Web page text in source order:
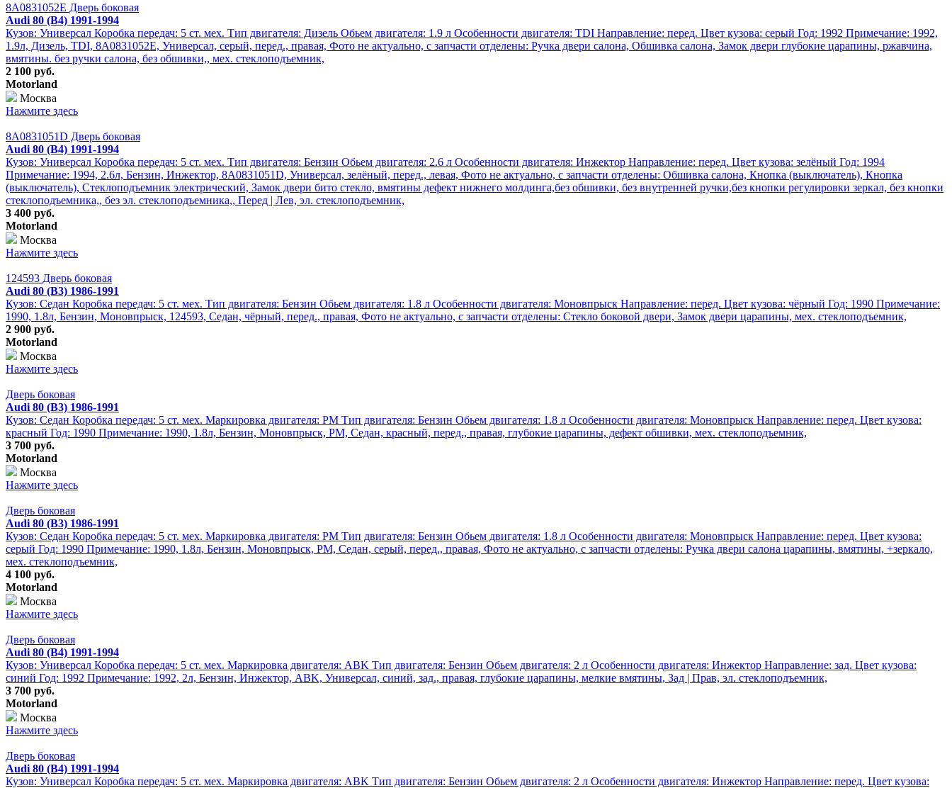
8A0831052E Дверь боковая
Audi 80 (B4) 1991-1994
Кузов: Универсал Коробка передач: 5 ст. мех. Тип двигателя: Дизель Обьем двигателя: 1.9 л Особенности двигателя: TDI Направление: перед. Цвет кузова: серый Год: 1992 Примечание: 1992,
1.9л, Дизель, TDI, 8A0831052E, Универсал, серый, перед., правая, Фото не актуально, с запчасти отделены: Ручка двери салона, Обшивка салона, Замок двери глубокие царапины, ржавчина,
вмятины. без ручки салона, без обшивки,, мех. стеклоподъемник,
2 100 руб.
Motorland
Москва
Нажмите здесь
8A0831051D Дверь боковая
Audi 80 (B4) 1991-1994
Кузов: Универсал Коробка передач: 5 ст. мех. Тип двигателя: Бензин Обьем двигателя: 2.6 л Особенности двигателя: Инжектор Направление: перед. Цвет кузова: зелёный Год: 1994
Примечание: 1994, 2.6л, Бензин, Инжектор, 8A0831051D, Универсал, зелёный, перед., левая, Фото не актуально, с запчасти отделены: Обшивка салона, Кнопка (выключатель), Кнопка
(выключатель), Стеклоподъемник электрический, Замок двери бито стекло, вмятины дефект нижнего молдинга,без обшивки, без внутренней ручки,без кнопки регулировки зеркал, без кнопки
стеклоподъемника,, без эл. стеклоподъемника,, Перед | Лев, эл. стеклоподъемник,
3 400 руб.
Motorland
Москва
Нажмите здесь
124593 Дверь боковая
Audi 80 (B3) 1986-1991
Кузов: Седан Коробка передач: 5 ст. мех. Тип двигателя: Бензин Обьем двигателя: 1.8 л Особенности двигателя: Моновпрыск Направление: перед. Цвет кузова: чёрный Год: 1990 Примечание:
1990, 1.8л, Бензин, Моновпрыск, 124593, Седан, чёрный, перед., правая, Фото не актуально, с запчасти отделены: Стекло боковой двери, Замок двери царапины, мех. стеклоподъемник,
2 900 руб.
Motorland
Москва
Нажмите здесь
Дверь боковая
Audi 80 (B3) 1986-1991
Кузов: Седан Коробка передач: 5 ст. мех. Маркировка двигателя: PM Тип двигателя: Бензин Обьем двигателя: 1.8 л Особенности двигателя: Моновпрыск Направление: перед. Цвет кузова:
красный Год: 1990 Примечание: 1990, 1.8л, Бензин, Моновпрыск, PM, Седан, красный, перед., правая, глубокие царапины, дефект обшивки, мех. стеклоподъемник,
3 700 руб.
Motorland
Москва
Нажмите здесь
Дверь боковая
Audi 80 (B3) 1986-1991
Кузов: Седан Коробка передач: 5 ст. мех. Маркировка двигателя: PM Тип двигателя: Бензин Обьем двигателя: 1.8 л Особенности двигателя: Моновпрыск Направление: перед. Цвет кузова:
серый Год: 1990 Примечание: 1990, 1.8л, Бензин, Моновпрыск, PM, Седан, серый, перед., правая, Фото не актуально, с запчасти отделены: Ручка двери салона царапины, вмятины, +зеркало,
мех. стеклоподъемник,
4 100 руб.
Motorland
Москва
Нажмите здесь
Дверь боковая
Audi 80 (B4) 1991-1994
Кузов: Универсал Коробка передач: 5 ст. мех. Маркировка двигателя: ABK Тип двигателя: Бензин Обьем двигателя: 2 л Особенности двигателя: Инжектор Направление: зад. Цвет кузова:
синий Год: 1992 Примечание: 1992, 2л, Бензин, Инжектор, ABK, Универсал, синий, зад., правая, глубокие царапины, мелкие вмятины, Зад | Прав, эл. стеклоподъемник,
3 700 руб.
Motorland
Москва
Нажмите здесь
Дверь боковая
Audi 80 (B4) 1991-1994
Кузов: Универсал Коробка передач: 5 ст. мех. Маркировка двигателя: ABK Тип двигателя: Бензин Обьем двигателя: 2 л Особенности двигателя: Инжектор Направление: перед. Цвет кузова: